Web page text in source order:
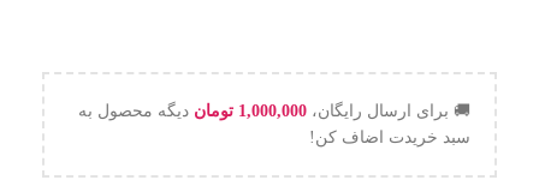
🚚 برای ارسال رایگان، 1,000,000 تومان دیگه محصول به
سبد خریدت اضاف کن!